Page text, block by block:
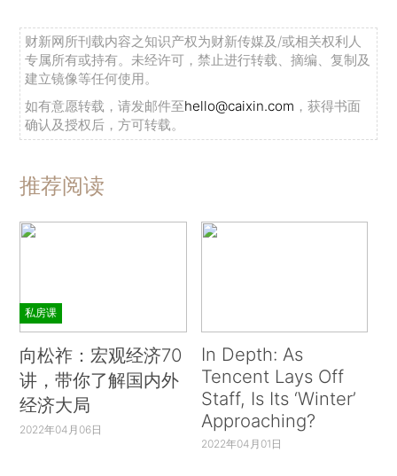
财新网所刊载内容之知识产权为财新传媒及/或相关权利人
专属所有或持有。未经许可，禁止进行转载、摘编、复制及
建立镜像等任何使用。
如有意愿转载，请发邮件至hello@caixin.com ，获得书面
确认及授权后，方可转载。
推荐阅读
私房课
向松祚：宏观经济70
讲，带你了解国内外
经济大局
2022年04月06日
In Depth: As
Tencent Lays Off
Staff, Is Its ‘Winter’
Approaching?
2022年04月01日